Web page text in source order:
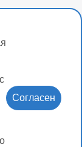
с
Согласен